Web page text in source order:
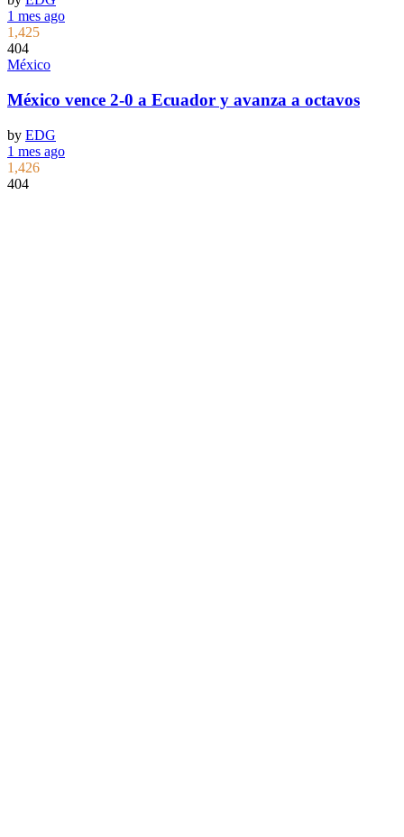
1 mes ago
1,425
404
México
México vence 2-0 a Ecuador y avanza a octavos
by EDG
1 mes ago
1,426
404